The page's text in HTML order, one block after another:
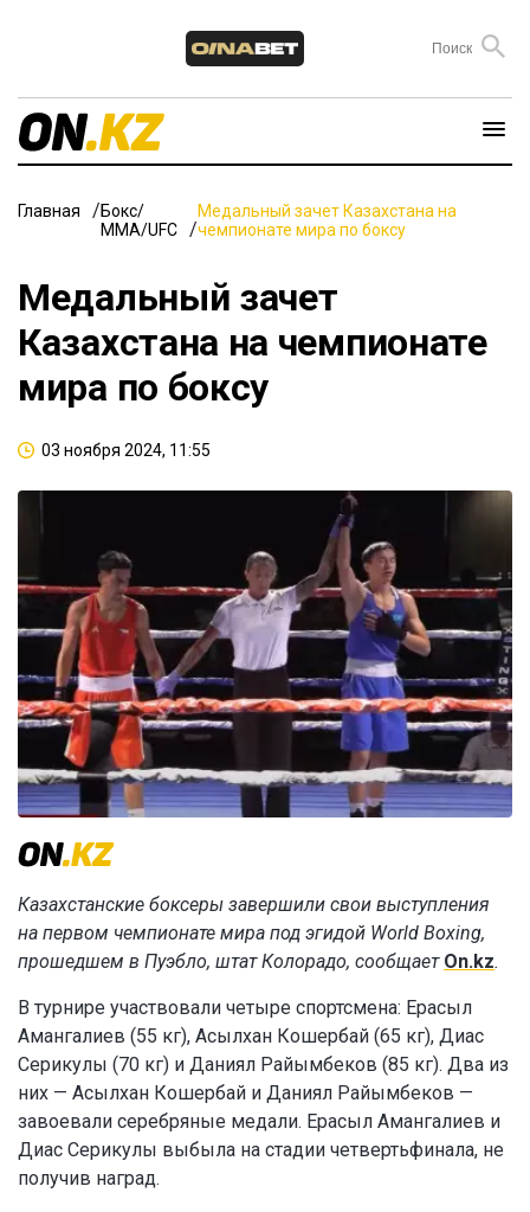
Главная
Бокс/
ММА/UFC
Медальный зачет Казахстана на
чемпионате мира по боксу
Медальный зачет
Казахстана на чемпионате
мира по боксу
03 ноября 2024, 11:55
Казахстанские боксеры завершили свои выступления
на первом чемпионате мира под эгидой World Boxing,
прошедшем в Пуэбло, штат Колорадо, сообщает On.kz.
В турнире участвовали четыре спортсмена: Ерасыл
Амангалиев (55 кг), Асылхан Кошербай (65 кг), Диас
Серикулы (70 кг) и Даниял Райымбеков (85 кг). Два из
них — Асылхан Кошербай и Даниял Райымбеков —
завоевали серебряные медали. Ерасыл Амангалиев и
Диас Серикулы выбыла на стадии четвертьфинала, не
получив наград.